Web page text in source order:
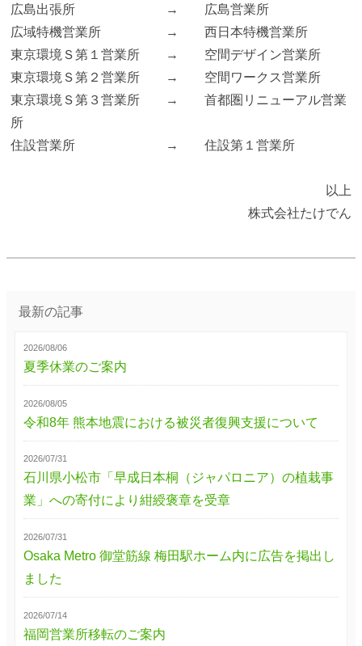
広島出張所 → 広島営業所
広域特機営業所 → 西日本特機営業所
東京環境Ｓ第１営業所 → 空間デザイン営業所
東京環境Ｓ第２営業所 → 空間ワークス営業所
東京環境Ｓ第３営業所 → 首都圏リニューアル営業
所
住設営業所 → 住設第１営業所
以上
株式会社たけでん
最新の記事
2026/08/06
夏季休業のご案内
2026/08/05
令和8年 熊本地震における被災者復興支援について
2026/07/31
石川県小松市「早成日本桐（ジャパロニア）の植栽事
業」への寄付により紺綬褒章を受章
2026/07/31
Osaka Metro 御堂筋線 梅田駅ホーム内に広告を掲出し
ました
2026/07/14
福岡営業所移転のご案内